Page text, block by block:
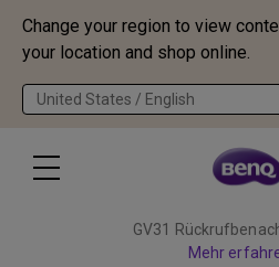
Change your region to view
your location and shop online.
United States / English
GV31
Mehr